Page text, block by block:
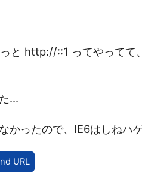
と http://::1 ってやってて
...
かったので、IE6はしねハ
URL